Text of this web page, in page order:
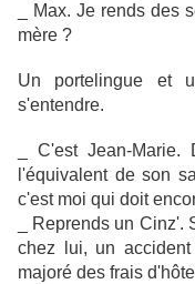
_ Max. Je rends des
mère ?
Un portelingue et
s'entendre.
_ C'est Jean-
l'équivalent de son
c'est moi qui doit
_ Reprends un
chez lui, un
majoré des frais